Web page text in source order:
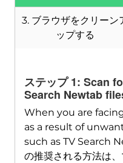
3. ブラウザをクリーン
ップする
ステップ 1: Scan
Search Newtab
When you are
as a result of
such as TV Search
の推奨される方法は
Mac